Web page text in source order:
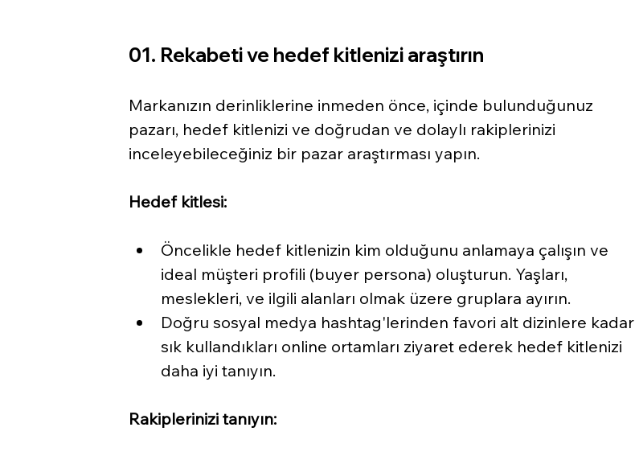
01. Rekabeti ve hedef kitlenizi araştırın
Markanızın derinliklerine inmeden önce, içinde bulunduğunuz
pazarı, hedef kitlenizi ve doğrudan ve dolaylı rakiplerinizi
inceleyebileceğiniz bir pazar araştırması yapın.
Hedef kitlesi:
Öncelikle hedef kitlenizin kim olduğunu anlamaya çalışın ve
ideal müşteri profili (buyer persona) oluşturun. Yaşları,
meslekleri, ve ilgili alanları olmak üzere gruplara ayırın.
Doğru sosyal medya hashtag'lerinden favori alt dizinlere kadar
sık kullandıkları online ortamları ziyaret ederek hedef kitlenizi
daha iyi tanıyın.
Rakiplerinizi tanıyın: